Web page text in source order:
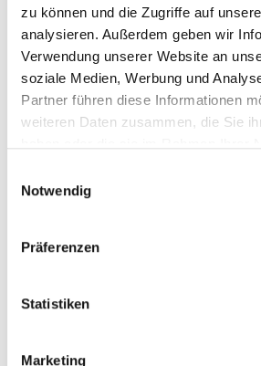
zu können und die Zugriffe auf
analysieren. Außerdem geben wir
Verwendung unserer Website an
soziale Medien, Werbung und
Partner führen diese Informationen
weiteren Daten zusammen, die Sie
Notwendig
Präferenzen
Statistiken
Marketing
SKIVERLEIH SPORTSERVICE
RENT & GO
Schuhe/Boots, Snow Blade,
Tourenskiausrüstung,